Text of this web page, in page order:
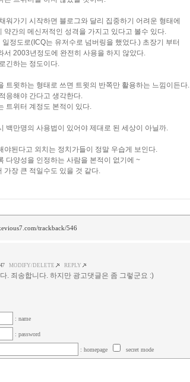
워가기 시작하면 블로그와 달리 집중하기 어려운 형태에
약간의 메신저적인 성격을 가지고 있다고 볼수 있다.
정도로(ICQ는 유저수로 넘버링을 했었다.) 초장기 부터
서 2003년정도에 완전히 사용을 하지 않았다.
긴하는 정도이다.
트윗하는 형태로 쓰면 트윗의 반쪽만 활용하는 느낌이든다.
응해야 간다고 생각한다.
트위터 계정도 본적이 있다.
백만명의 사용법이 있어야 제대로 된 세상이 아닐까.
야된다고 외치는 정치가들이 정말 우습게 보인다.
다양성을 인정하는 사람을 본적이 없기에 ~
가장 큰 적일수도 있을 것 같다.
trackback/546
MODIFY/DELETE REPLY
. 죄송합니다. 하지만 광고댓글은 좀 그렇군요 :)
: name
: password
: homepage secret mode